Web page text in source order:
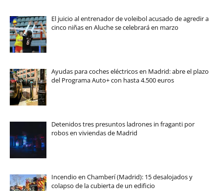
El juicio al entrenador de voleibol acusado de agredir a
cinco niñas en Aluche se celebrará en marzo
Ayudas para coches eléctricos en Madrid: abre el plazo
del Programa Auto+ con hasta 4.500 euros
Detenidos tres presuntos ladrones in fraganti por
robos en viviendas de Madrid
Incendio en Chamberí (Madrid): 15 desalojados y
colapso de la cubierta de un edificio